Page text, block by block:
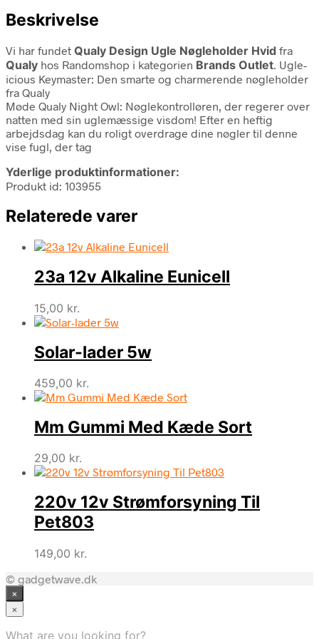
Beskrivelse
Vi har fundet Qualy Design Ugle Nøgleholder Hvid fra
Qualy hos Randomshop i kategorien Brands Outlet. Ugle-
icious Keymaster: Den smarte og charmerende nøgleholder
fra Qualy
Møde Qualy Night Owl: Nøglekontrolløren, der regerer over
natten med sin uglemæssige visdom! Efter en heftig
arbejdsdag kan du roligt overdrage dine nøgler til denne
vise fugl, der tag
Yderlige produktinformationer:
Produkt id: 103955
Relaterede varer
23a 12v Alkaline Eunicell
15,00 kr.
Solar-lader 5w
459,00 kr.
Mm Gummi Med Kæde Sort
29,00 kr.
220v 12v Strømforsyning Til
Pet803
149,00 kr.
© gadgetwave.dk
×
×
What are you looking for?